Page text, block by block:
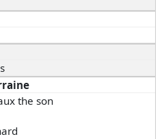
the son